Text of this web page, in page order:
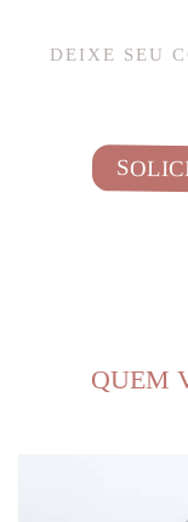
DEIXE SEU
QUEM